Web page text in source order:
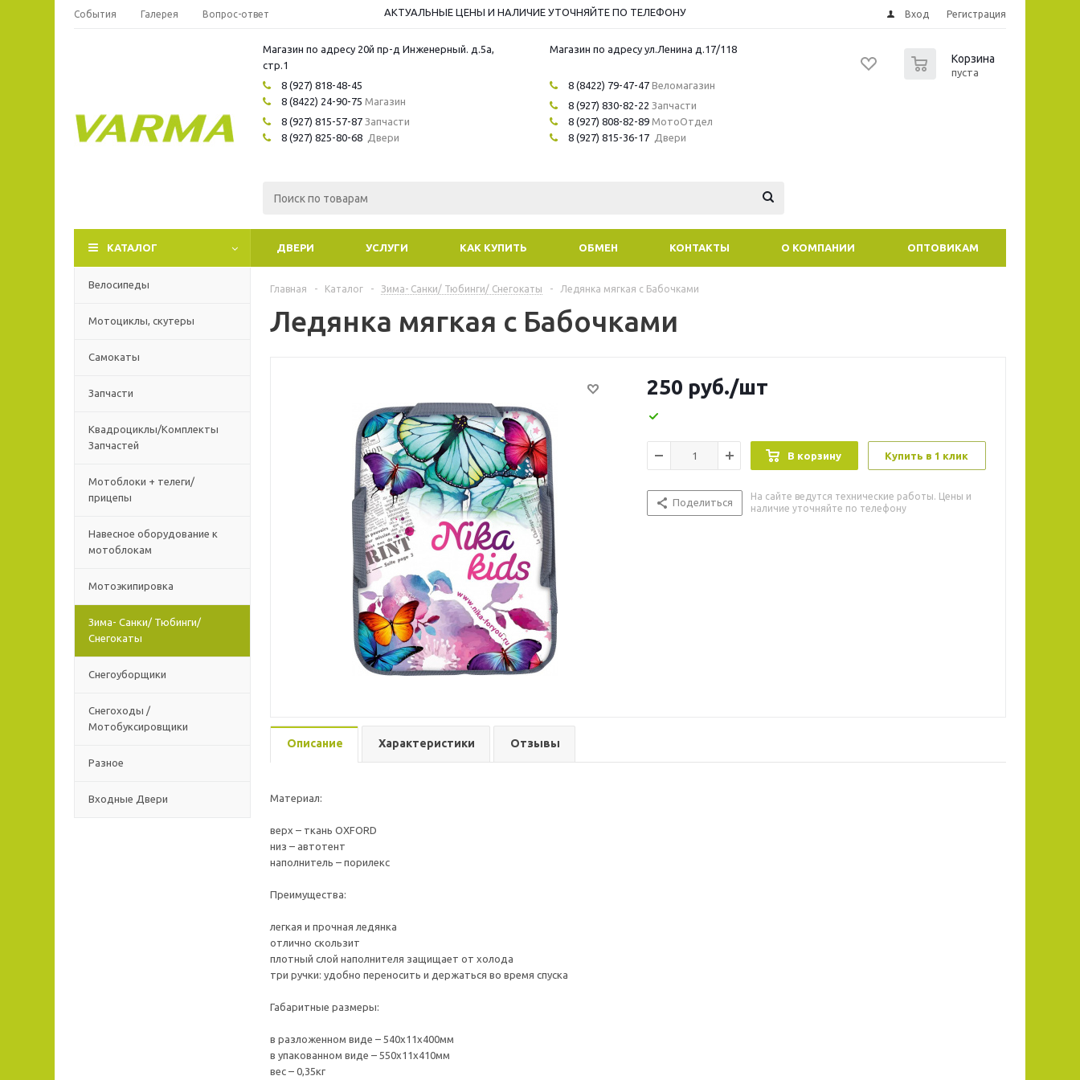
События Галерея Вопрос-ответ АКТУАЛЬНЫЕ ЦЕНЫ И НАЛИЧИЕ УТОЧНЯЙТЕ ПО ТЕЛЕФОНУ Вход Регистрация
Магазин по адресу 20й пр-д Инженерный. д.5а,
стр.1
8 (927) 818-48-45
8 (8422) 24-90-75 Магазин
8 (927) 815-57-87 Запчасти
8 (927) 825-80-68 Двери
Магазин по адресу ул.Ленина д.17/118
8 (8422) 79-47-47 Веломагазин
8 (927) 830-82-22 Запчасти
8 (927) 808-82-89МотоОтдел
8 (927) 815-36-17Двери
Корзина
пуста
КАТАЛОГ ДВЕРИ УСЛУГИ КАК КУПИТЬ ОБМЕН КОНТАКТЫ О КОМПАНИИ ОПТОВИКАМ
Велосипеды
Мотоциклы, скутеры
Самокаты
Запчасти
Квадроциклы/Комплекты
Запчастей
Мотоблоки + телеги/
прицепы
Навесное оборудование к
мотоблокам
Мотоэкипировка
Зима- Санки/ Тюбинги/
Снегокаты
Снегоуборщики
Снегоходы /
Мотобуксировщики
Разное
Входные Двери
Главная - Каталог - Зима- Санки/ Тюбинги/ Снегокаты - Ледянка мягкая с Бабочками
Ледянка мягкая с Бабочками
250 руб./шт
В корзину Купить в 1 клик
Поделиться
На сайте ведутся технические работы. Цены и
наличие уточняйте по телефону
Описание Характеристики Отзывы
Материал:
верх – ткань OXFORD
низ – автотент
наполнитель – порилекс
Преимущества:
легкая и прочная ледянка
отлично скользит
плотный слой наполнителя защищает от холода
три ручки: удобно переносить и держаться во время спуска
Габаритные размеры:
в разложенном виде – 540х11х400мм
в упакованном виде – 550х11х410мм
вес – 0,35кг